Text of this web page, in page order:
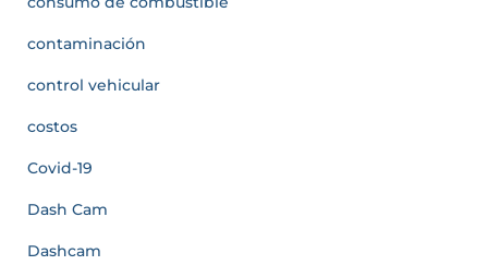
contaminación
control vehicular
costos
Covid-19
Dash Cam
Dashcam